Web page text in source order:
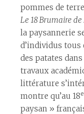
pommes de
Le 18 Brumaire
la paysannerie
d’individus tous
des patates
travaux
littérature
montre qu’au 18e
paysan »